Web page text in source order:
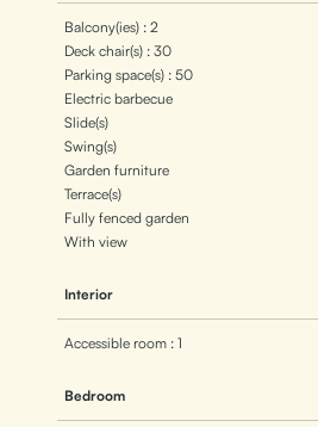
Balcony(ies) : 2
Deck chair(s) : 30
Parking space(s) : 50
Electric barbecue
Slide(s)
Swing(s)
Garden furniture
Terrace(s)
Fully fenced garden
With view
Interior
Accessible room : 1
Bedroom